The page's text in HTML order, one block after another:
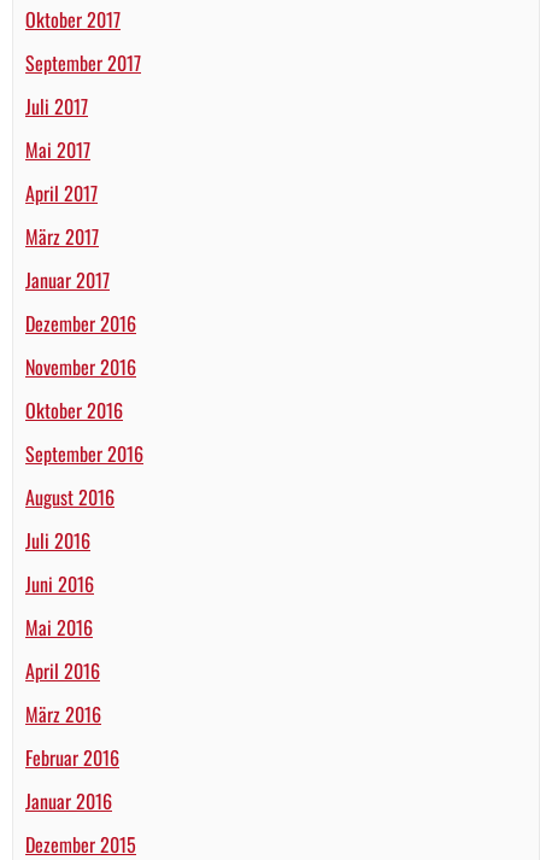
Oktober 2017
September 2017
Juli 2017
Mai 2017
April 2017
März 2017
Januar 2017
Dezember 2016
November 2016
Oktober 2016
September 2016
August 2016
Juli 2016
Juni 2016
Mai 2016
April 2016
März 2016
Februar 2016
Januar 2016
Dezember 2015